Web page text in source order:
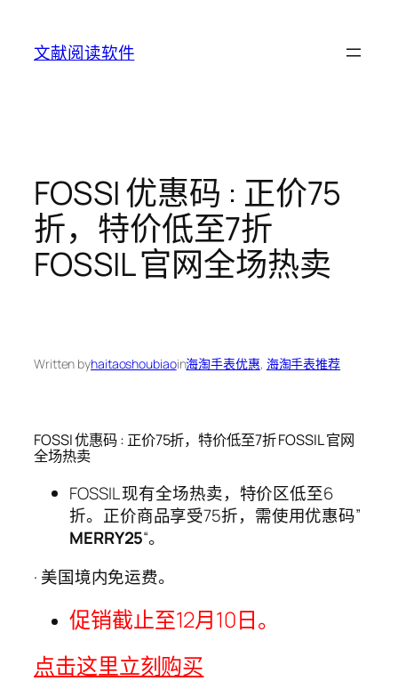
content
文献阅读软件
FOSSI 优惠码 : 正价75
折，特价低至7折
FOSSIL 官网全场热卖
Written byhaitaoshoubiaoin海淘手表优惠, 海淘手表推荐
FOSSI 优惠码 : 正价75折，特价低至7折 FOSSIL 官网
全场热卖
FOSSIL 现有全场热卖，特价区低至6
折。正价商品享受75折，需使用优惠码”
MERRY25“。
· 美国境内免运费。
促销截止至12月10日。
点击这里立刻购买